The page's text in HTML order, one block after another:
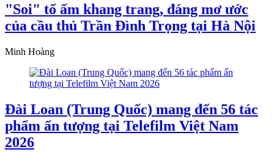
"Soi" tổ ấm khang trang, đáng mơ ước
của cầu thủ Trần Đình Trọng tại Hà Nội
Minh Hoàng
Đài Loan (Trung Quốc) mang đến 56 tác
phẩm ấn tượng tại Telefilm Việt Nam
2026